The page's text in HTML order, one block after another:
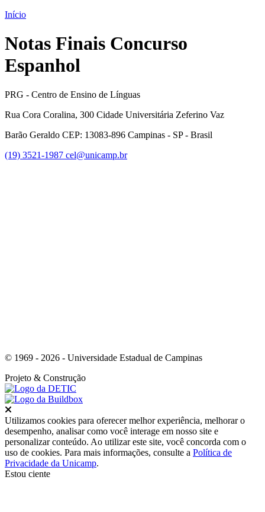
Início
Notas Finais Concurso
Espanhol
PRG - Centro de Ensino de Línguas
Rua Cora Coralina, 300 Cidade Universitária Zeferino Vaz
Barão Geraldo CEP: 13083-896 Campinas - SP - Brasil
(19) 3521-1987 cel@unicamp.br
© 1969 - 2026 - Universidade Estadual de Campinas
Projeto & Construção
Utilizamos cookies para oferecer melhor experiência, melhorar o
desempenho, analisar como você interage em nosso site e
personalizar conteúdo. Ao utilizar este site, você concorda com o
uso de cookies. Para mais informações, consulte a Política de
Privacidade da Unicamp.
Estou ciente